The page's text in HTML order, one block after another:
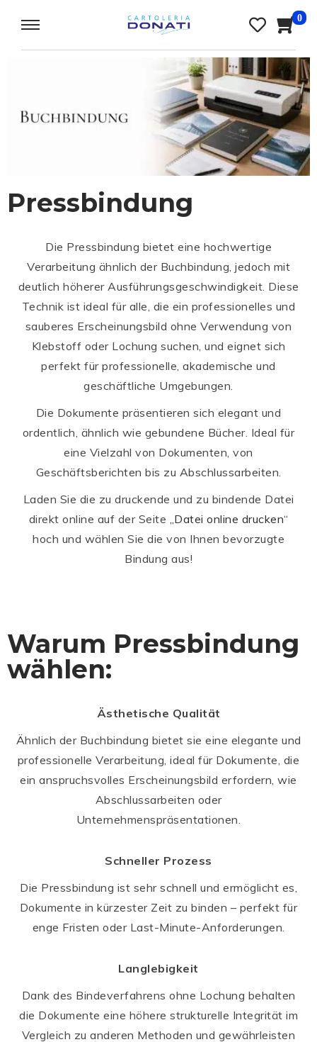
0
Pressbindung
Die Pressbindung bietet eine hochwertige
Verarbeitung ähnlich der Buchbindung, jedoch mit
deutlich höherer Ausführungsgeschwindigkeit. Diese
Technik ist ideal für alle, die ein professionelles und
sauberes Erscheinungsbild ohne Verwendung von
Klebstoff oder Lochung suchen, und eignet sich
perfekt für professionelle, akademische und
geschäftliche Umgebungen.
Die Dokumente präsentieren sich elegant und
ordentlich, ähnlich wie gebundene Bücher. Ideal für
eine Vielzahl von Dokumenten, von
Geschäftsberichten bis zu Abschlussarbeiten.
Laden Sie die zu druckende und zu bindende Datei
direkt online auf der Seite „Datei online drucken“
hoch und wählen Sie die von Ihnen bevorzugte
Bindung aus!
Warum Pressbindung
wählen:
Ästhetische Qualität
Ähnlich der Buchbindung bietet sie eine elegante und
professionelle Verarbeitung, ideal für Dokumente, die
ein anspruchsvolles Erscheinungsbild erfordern, wie
Abschlussarbeiten oder
Unternehmenspräsentationen.
Schneller Prozess
Die Pressbindung ist sehr schnell und ermöglicht es,
Dokumente in kürzester Zeit zu binden – perfekt für
enge Fristen oder Last-Minute-Anforderungen.
Langlebigkeit
Dank des Bindeverfahrens ohne Lochung behalten
die Dokumente eine höhere strukturelle Integrität im
Vergleich zu anderen Methoden und gewährleisten